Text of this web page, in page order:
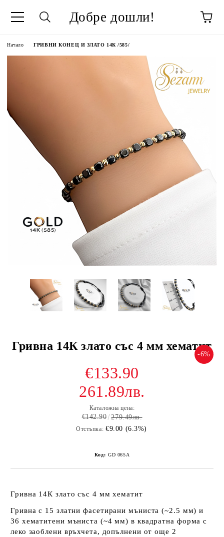
Добре дошли!
Начало ГРИВНИ КОНЕЦ И ЗЛАТО 14К /585/
Гривна 14К злато със 4 мм хематит
-6%
€133.90
261.89лв.
Каталожна цена:
€142.90 279.49лв.
Отстъпка: €9.00 (6.3%)
Код: GD 065А
Гривна 14К злато със 4 мм хематит
Гривна с 15 златни фасетирани мъниста (~2.5 мм) и
36 хематитени мъниста (~4 мм) в квадратна форма с
леко заоблени връхчета, допълнени отоще 2